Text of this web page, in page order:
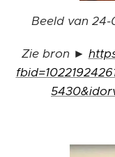
Beeld van
Zie bron ►